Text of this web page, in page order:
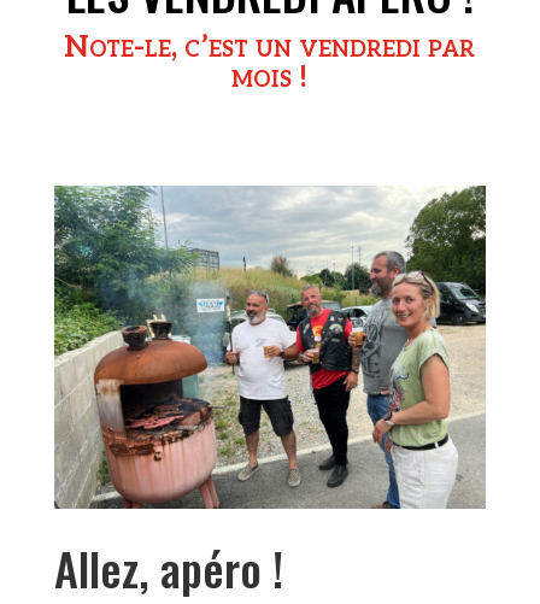
Note-le, c’est un vendredi par
mois !
Allez, apéro !